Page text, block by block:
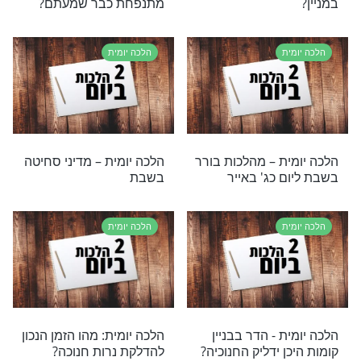
– הבשמים והנר
הלכה יומית
הלכה יומית – בישום וקליעת
צמות בשבת
הלכה יומית